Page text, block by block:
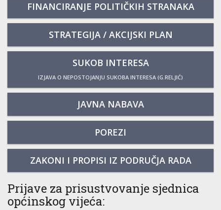
FINANCIRANJE POLITIČKIH STRANAKA
STRATEGIJA / AKCIJSKI PLAN
SUKOB INTERESA
IZJAVA O NEPOSTOJANJU SUKOBA INTERESA (G.RELJIĆ)
JAVNA NABAVA
POREZI
ZAKONI I PROPISI IZ PODRUČJA RADA
Prijave za prisustvovanje sjednica
općinskog vijeća: